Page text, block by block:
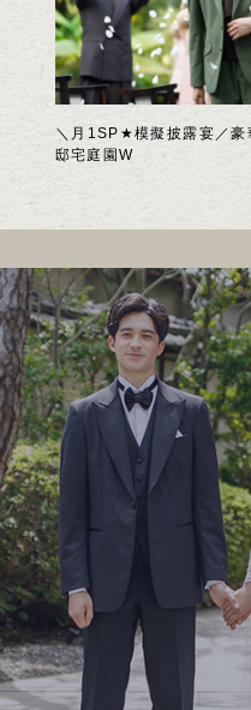
＼月1SP★模擬披露宴／豪
邸宅庭園W